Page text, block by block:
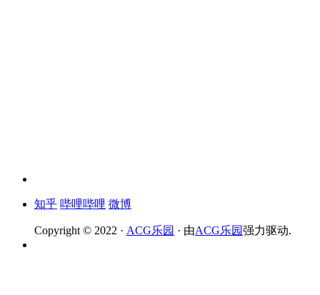
知乎 哔哩哔哩 微博
Copyright © 2022 · ACG乐园 · 由ACG乐园强力驱动.